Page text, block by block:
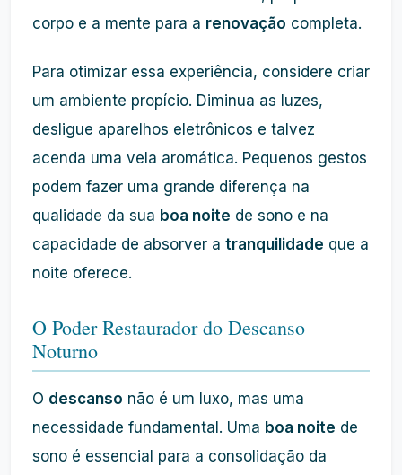
corpo e a mente para a renovação completa.
Para otimizar essa experiência, considere criar
um ambiente propício. Diminua as luzes,
desligue aparelhos eletrônicos e talvez
acenda uma vela aromática. Pequenos gestos
podem fazer uma grande diferença na
qualidade da sua boa noite de sono e na
capacidade de absorver a tranquilidade que a
noite oferece.
O Poder Restaurador do Descanso
Noturno
O descanso não é um luxo, mas uma
necessidade fundamental. Uma boa noite de
sono é essencial para a consolidação da